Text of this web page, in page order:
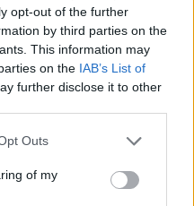
opt-out of the further
by third parties on the
This information may
on the IAB’s List of
further disclose it to other
Outs
of my
dodam że po
skutków ubocznych.
zmienić metodę
qlaira w 6 dniu.
ciążę???radzi, dla